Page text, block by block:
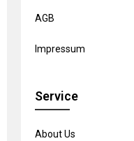
AGB
Impressum
Service
About Us